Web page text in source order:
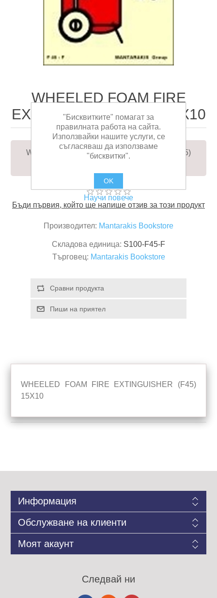
WHEELED FOAM FIRE
EXTINGUISHER (F45) 15X10
WHEELED FOAM FIRE EXTINGUISHER (F45)
Бъди първия, който ще напише отзив за този продукт
Производител: Mantarakis Bookstore
Складова единица: S100-F45-F
Търговец: Mantarakis Bookstore
WHEELED FOAM FIRE EXTINGUISHER (F45)
15X10
Информация
Обслужване на клиенти
Моят акаунт
Следвай ни
"Бисквитките" помагат за
правилната работа на сайта.
Използвайки нашите услуги, се
съгласяваш да използваме
"бисквитки".
OK
Научи повече